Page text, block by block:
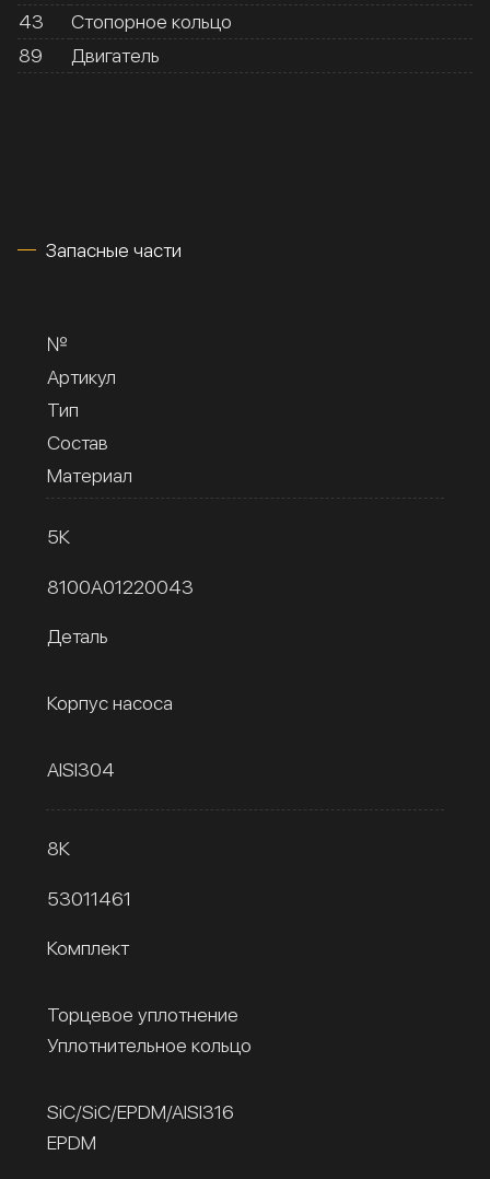
43
Стопорное кольцо
89
Двигатель
Запасные части
№
Артикул
Тип
Состав
Материал
5К
8100A01220043
Деталь
Корпус насоса
AISI304
8К
53011461
Комплект
Торцевое уплотнение
Уплотнительное кольцо
SiC/SiC/EPDM/AISI316
EPDM